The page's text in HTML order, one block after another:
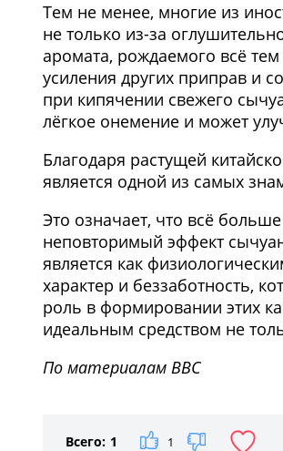
Тем не менее, многие из
не только из-за
аромата, рождаемого всё
усиления других приправ и
при кипячении свежего
лёгкое онемение и может
Благодаря растущей
является одной из самых
Это означает, что всё
неповторимый эффект
является как
характер и беззаботность,
роль в формировании этих
идеальным средством не
По материалам BBC
Всего: 1 1